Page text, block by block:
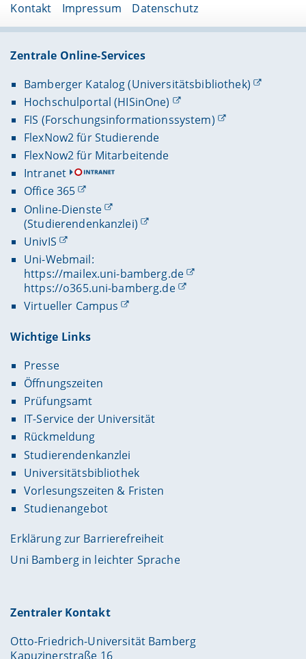
Kontakt Impressum Datenschutz
Zentrale Online-Services
Bamberger Katalog (Universitätsbibliothek)
Hochschulportal (HISinOne)
FIS (Forschungsinformationssystem)
FlexNow2 für Studierende
FlexNow2 für Mitarbeitende
Intranet
Office 365
Online-Dienste
(Studierendenkanzlei)
UnivIS
Uni-Webmail:
https://mailex.uni-bamberg.de
https://o365.uni-bamberg.de
Virtueller Campus
Wichtige Links
Presse
Öffnungszeiten
Prüfungsamt
IT-Service der Universität
Rückmeldung
Studierendenkanzlei
Universitätsbibliothek
Vorlesungszeiten & Fristen
Studienangebot
Erklärung zur Barrierefreiheit
Uni Bamberg in leichter Sprache
Zentraler Kontakt
Otto-Friedrich-Universität Bamberg
Kapuzinerstraße 16